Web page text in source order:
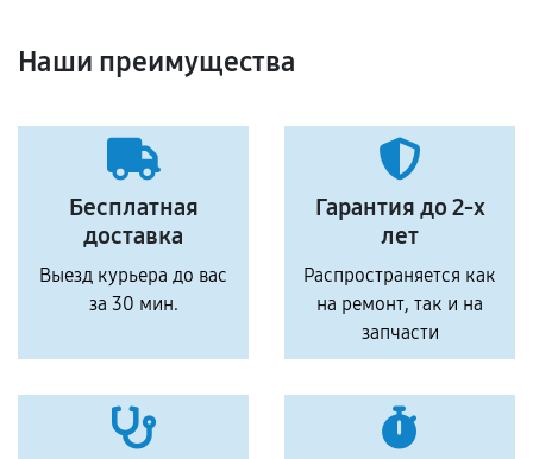
Наши преимущества
Бесплатная
доставка
Выезд курьера до вас
за 30 мин.
Гарантия до 2-х
лет
Распространяется как
на ремонт, так и на
запчасти